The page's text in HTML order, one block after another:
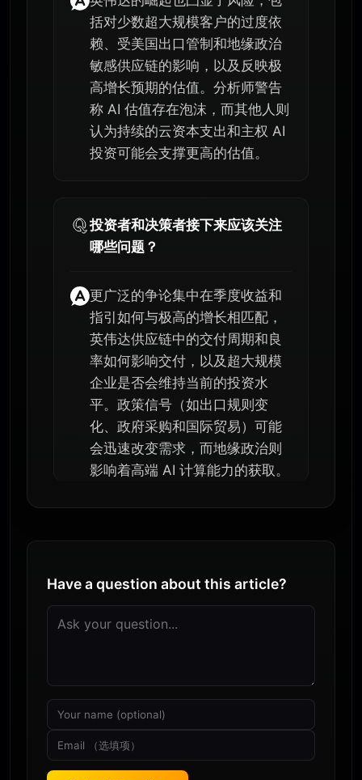
括对少数超大规模客户的过度依
赖、受美国出口管制和地缘政治
敏感供应链的影响，以及反映极
高增长预期的估值。分析师警告
称 AI 估值存在泡沫，而其他人则
认为持续的云资本支出和主权 AI
投资可能会支撑更高的估值。
投资者和决策者接下来应该关注
哪些问题？
更广泛的争论集中在季度收益和
指引如何与极高的增长相匹配，
英伟达供应链中的交付周期和良
率如何影响交付，以及超大规模
企业是否会维持当前的投资水
平。政策信号（如出口规则变
化、政府采购和国际贸易）可能
会迅速改变需求，而地缘政治则
影响着高端 AI 计算能力的获取。
Have a question about this article?